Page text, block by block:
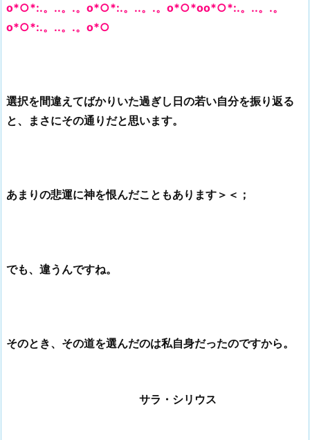
o*○*:.。..。.。o*○*:.。..。.。o*○*oo*○*:.。..。.。
o*○*:.。..。.。o*○
選択を間違えてばかりいた過ぎし日の若い自分を振り返る
と、まさにその通りだと思います。
あまりの悲運に神を恨んだこともあります＞＜；
でも、違うんですね。
そのとき、その道を選んだのは私自身だったのですから。
サラ・シリウス